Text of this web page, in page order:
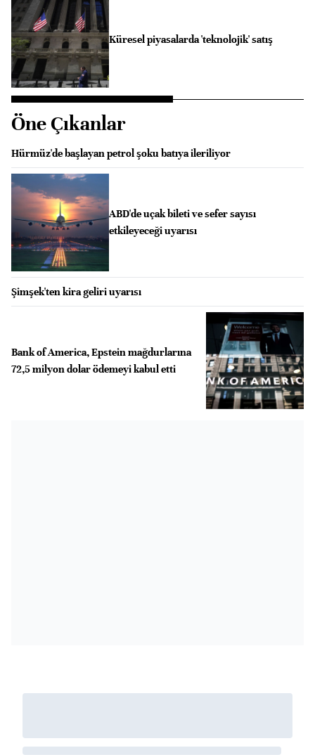
Küresel piyasalarda 'teknolojik' satış
Öne Çıkanlar
Hürmüz'de başlayan petrol şoku batıya ileriliyor
ABD'de uçak bileti ve sefer sayısı
etkileyeceği uyarısı
Şimşek'ten kira geliri uyarısı
Bank of America, Epstein mağdurlarına
72,5 milyon dolar ödemeyi kabul etti